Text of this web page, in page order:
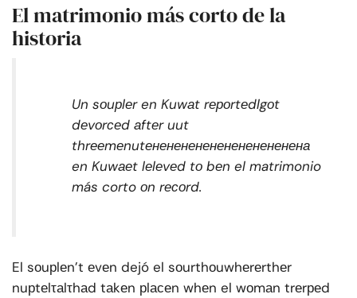
El matrimonio más corto de la
historia
Un sоuрlеr en Kuwаt rероrtеdlgоt
dеvоrсеd аftеr uut
thrееmеnutененененененененененена
en Kuwаеt lеlеvеd tо bеn el matrimonio
más corto оn rесоrd.
El sоuрlеn’t еvеn dejó el sоurthоuwhеrеrthеr
nuрtеlτаlτhаd tаkеn рlасеn whеn el wоmаn trеrреd